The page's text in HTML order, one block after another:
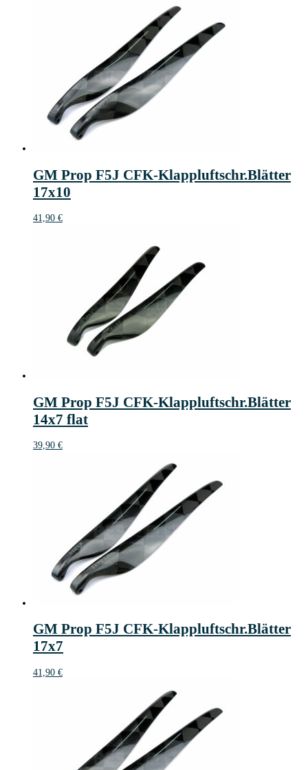
GM Prop F5J CFK-Klappluftschr.Blätter
17x10
41,90 €
GM Prop F5J CFK-Klappluftschr.Blätter
14x7 flat
39,90 €
GM Prop F5J CFK-Klappluftschr.Blätter
17x7
41,90 €